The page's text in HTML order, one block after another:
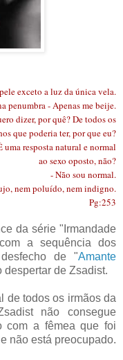
exceto a luz da única vela.
penumbra - Apenas me beije.
dizer, por quê? De todos os
que poderia ter, por que eu?
resposta natural e normal
ao sexo oposto, não?
- Não sou normal.
nem poluído, nem indigno.
Pg:253
da série "Irmandade
a sequência dos
de "Amante
despertar de Zsadist.
de todos os irmãos da
não consegue
com a fêmea que foi
não está preocupado.